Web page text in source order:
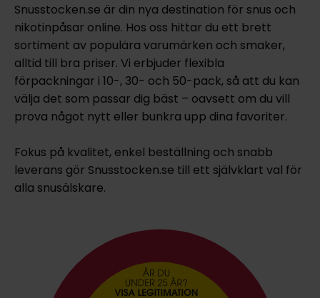
Snusstocken.se är din nya destination för snus och
nikotinpåsar online. Hos oss hittar du ett brett
sortiment av populära varumärken och smaker,
alltid till bra priser. Vi erbjuder flexibla
förpackningar i 10-, 30- och 50-pack, så att du kan
välja det som passar dig bäst – oavsett om du vill
prova något nytt eller bunkra upp dina favoriter.
Fokus på kvalitet, enkel beställning och snabb
leverans gör Snusstocken.se till ett självklart val för
alla snusälskare.